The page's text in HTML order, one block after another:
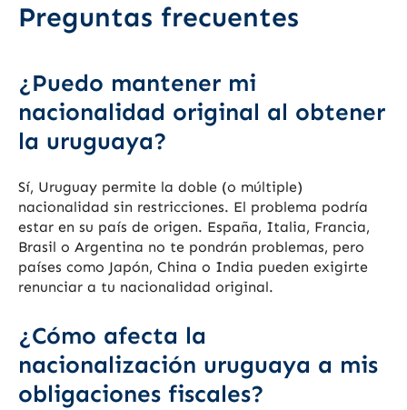
Preguntas frecuentes
¿Puedo mantener mi
nacionalidad original al obtener
la uruguaya?
Sí, Uruguay permite la doble (o múltiple)
nacionalidad sin restricciones. El problema podría
estar en su país de origen. España, Italia, Francia,
Brasil o Argentina no te pondrán problemas, pero
países como Japón, China o India pueden exigirte
renunciar a tu nacionalidad original.
¿Cómo afecta la
nacionalización uruguaya a mis
obligaciones fiscales?